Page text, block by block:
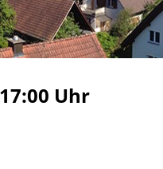
Uhr